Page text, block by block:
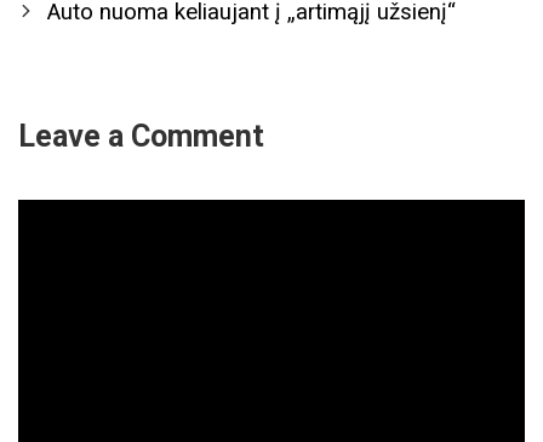
Auto nuoma keliaujant į „artimąjį užsienį“
Leave a Comment